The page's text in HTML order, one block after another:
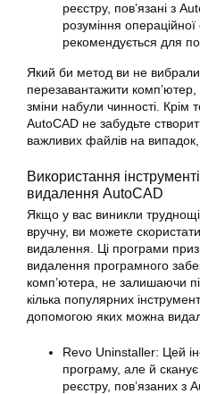
реєстру, пов’язані з
розуміння
рекомендується для
Який би метод ви не
перезавантажити
зміни набули чинності. Крім
AutoCAD не забудьте
важливих файлів на
Використання
видалення AutoCAD
Якщо у вас виникли
вручну, ви можете
видалення. Ці програми
видалення програмного
комп’ютера, не залишаючи
кілька популярних
допомогою яких можна
Revo Uninstaller: Цей
програму, але й
реєстру, пов’язаних з